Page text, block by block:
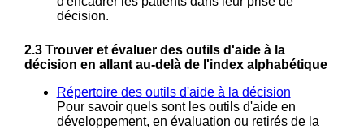
décision.
2.3 Trouver et évaluer des outils d'aide à la
décision en allant au-delà de l'index alphabétique
Répertoire des outils d'aide à la décision
Pour savoir quels sont les outils d'aide en
développement, en évaluation ou retirés de la